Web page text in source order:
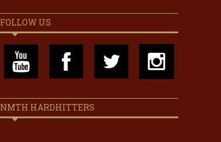
FOLLOW US
NMTH HARDHITTERS